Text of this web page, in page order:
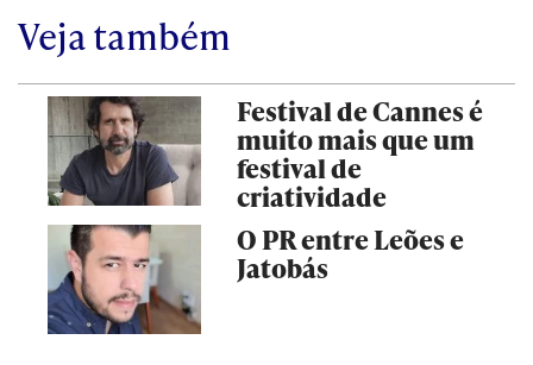
Veja também
Festival de Cannes é
muito mais que um
festival de
criatividade
O PR entre Leões e
Jatobás